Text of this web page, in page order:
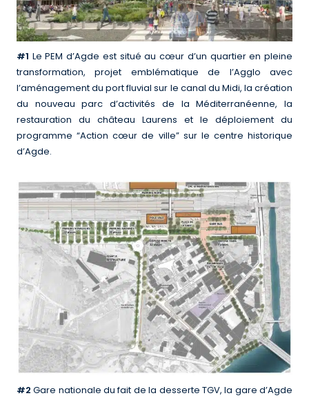
#1 Le PEM d’Agde est situé au cœur d’un quartier en pleine
transformation, projet emblématique de l’Agglo avec
l’aménagement du port fluvial sur le canal du Midi, la création
du nouveau parc d’activités de la Méditerranéenne, la
restauration du château Laurens et le déploiement du
programme “Action cœur de ville” sur le centre historique
d’Agde.
#2 Gare nationale du fait de la desserte TGV, la gare d’Agde